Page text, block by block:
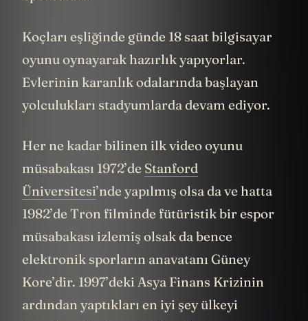
Koçları eşliğinde günde 18 saat bilgisayar
oyunu oynayarak hazırlık yapıyorlar.
Evlerinin karanlık odalarında başlayan
yolculukları stadyumlarda devam ediyor.
Her ne kadar bilinen ilk video oyunu
müsabakası 1972’de Stanford
Üniversitesi’nde yapılmış olsa da ve hatta
1982’de Tron filminde fütüristik bir espor
müsabakası izlemiş olsak da bence
elektronik sporların anavatanı Güney
Kore’dir. 1997’deki Asya Finans Krizinin
ardından yaptıkları en iyi şey ülkeyi